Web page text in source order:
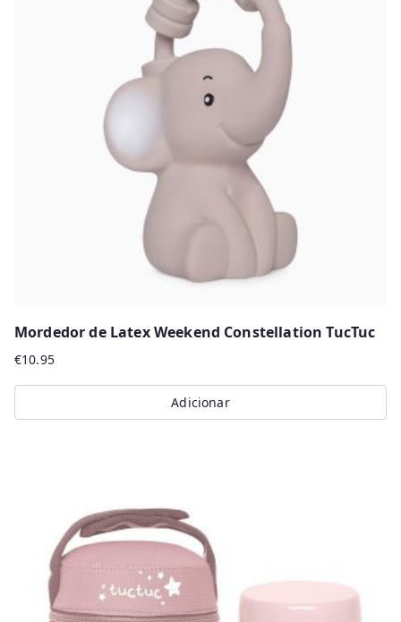
Mordedor de Latex Weekend Constellation TucTuc
€10.95
Adicionar